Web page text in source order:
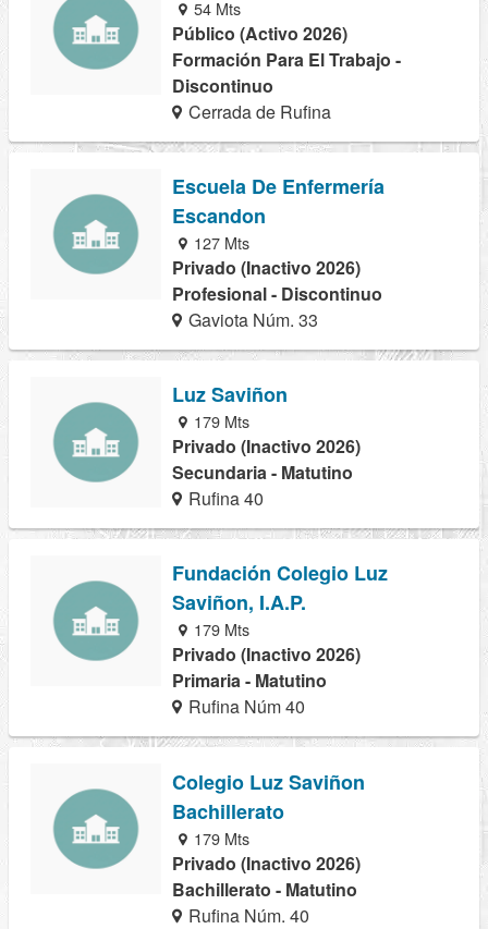
54 Mts
Público (Activo 2026)
Formación Para El Trabajo -
Discontinuo
Cerrada de Rufina
Escuela De Enfermería
Escandon
127 Mts
Privado (Inactivo 2026)
Profesional - Discontinuo
Gaviota Núm. 33
Luz Saviñon
179 Mts
Privado (Inactivo 2026)
Secundaria - Matutino
Rufina 40
Fundación Colegio Luz
Saviñon, I.A.P.
179 Mts
Privado (Inactivo 2026)
Primaria - Matutino
Rufina Núm 40
Colegio Luz Saviñon
Bachillerato
179 Mts
Privado (Inactivo 2026)
Bachillerato - Matutino
Rufina Núm. 40